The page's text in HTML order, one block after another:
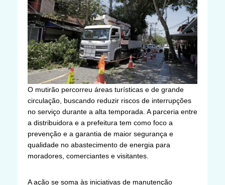
O mutirão percorreu áreas turísticas e de grande
circulação, buscando reduzir riscos de interrupções
no serviço durante a alta temporada. A parceria entre
a distribuidora e a prefeitura tem como foco a
prevenção e a garantia de maior segurança e
qualidade no abastecimento de energia para
moradores, comerciantes e visitantes.
A ação se soma às iniciativas de manutenção